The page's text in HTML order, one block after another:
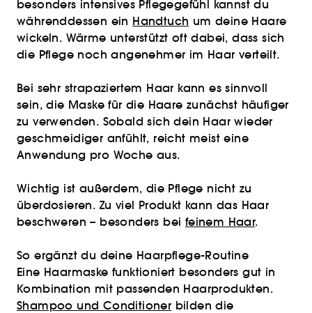
besonders intensives Pflegegefühl kannst du
währenddessen ein Handtuch um deine Haare
wickeln. Wärme unterstützt oft dabei, dass sich
die Pflege noch angenehmer im Haar verteilt.
Bei sehr strapaziertem Haar kann es sinnvoll
sein, die Maske für die Haare zunächst häufiger
zu verwenden. Sobald sich dein Haar wieder
geschmeidiger anfühlt, reicht meist eine
Anwendung pro Woche aus.
Wichtig ist außerdem, die Pflege nicht zu
überdosieren. Zu viel Produkt kann das Haar
beschweren – besonders bei feinem Haar.
So ergänzt du deine Haarpflege-Routine
Eine Haarmaske funktioniert besonders gut in
Kombination mit passenden Haarprodukten.
Shampoo und Conditioner bilden die